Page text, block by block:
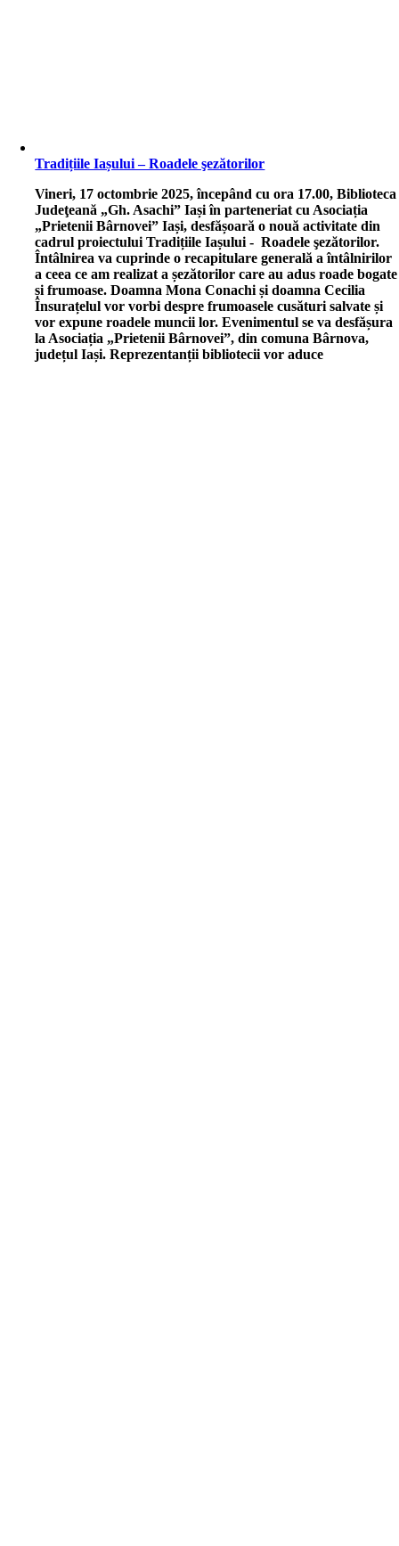
Tradițiile Iașului – Roadele şezătorilor
Vineri, 17 octombrie 2025, începând cu ora 17.00, Biblioteca
Judeţeană „Gh. Asachi” Iași în parteneriat cu Asociația
„Prietenii Bârnovei” Iași, desfășoară o nouă activitate din
cadrul proiectului Tradițiile Iașului - Roadele şezătorilor.
Întâlnirea va cuprinde o recapitulare generală a întâlnirilor
a ceea ce am realizat a șezătorilor care au adus roade bogate
și frumoase. Doamna Mona Conachi și doamna Cecilia
Însurațelul vor vorbi despre frumoasele cusături salvate și
vor expune roadele muncii lor. Evenimentul se va desfășura
la Asociația „Prietenii Bârnovei”, din comuna Bârnova,
județul Iași. Reprezentanții bibliotecii vor aduce